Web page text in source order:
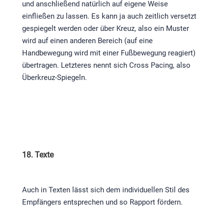
und anschließend natürlich auf eigene Weise
einfließen zu lassen. Es kann ja auch zeitlich versetzt
gespiegelt werden oder über Kreuz, also ein Muster
wird auf einen anderen Bereich (auf eine
Handbewegung wird mit einer Fußbewegung reagiert)
übertragen. Letzteres nennt sich Cross Pacing, also
Überkreuz-Spiegeln.
18. Texte
Auch in Texten lässt sich dem individuellen Stil des
Empfängers entsprechen und so Rapport fördern.